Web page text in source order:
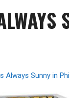
Always Sunny in